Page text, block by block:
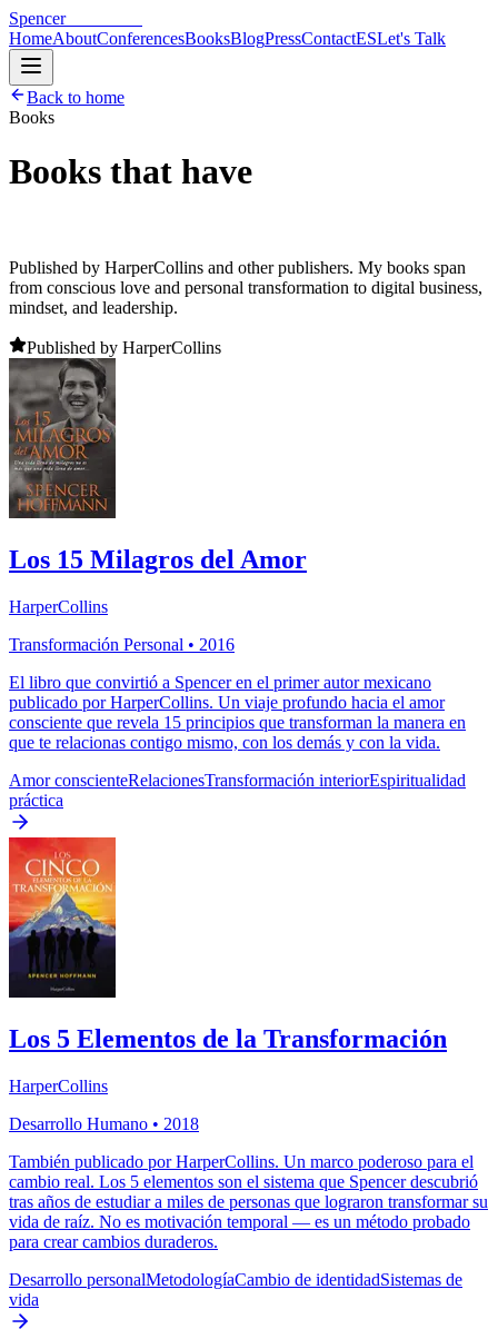
SpencerHoffmann
HomeAboutConferencesBooksBlogPressContactESLet's Talk
Back to home
Books
Books that have
Published by HarperCollins and other publishers. My books span
from conscious love and personal transformation to digital business,
mindset, and leadership.
Published by HarperCollins
Los 15 Milagros del Amor
HarperCollins
Transformación Personal • 2016
El libro que convirtió a Spencer en el primer autor mexicano
publicado por HarperCollins. Un viaje profundo hacia el amor
consciente que revela 15 principios que transforman la manera en
que te relacionas contigo mismo, con los demás y con la vida.
Amor conscienteRelacionesTransformación interiorEspiritualidad
práctica
Los 5 Elementos de la Transformación
HarperCollins
Desarrollo Humano • 2018
También publicado por HarperCollins. Un marco poderoso para el
cambio real. Los 5 elementos son el sistema que Spencer descubrió
tras años de estudiar a miles de personas que lograron transformar su
vida de raíz. No es motivación temporal — es un método probado
para crear cambios duraderos.
Desarrollo personalMetodologíaCambio de identidadSistemas de
vida